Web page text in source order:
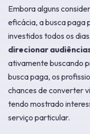
Embora alguns
eficácia, a busca paga
investidos todos os
direcionar
ativamente buscando
busca paga, os
chances de converter
tendo mostrado
serviço particular.